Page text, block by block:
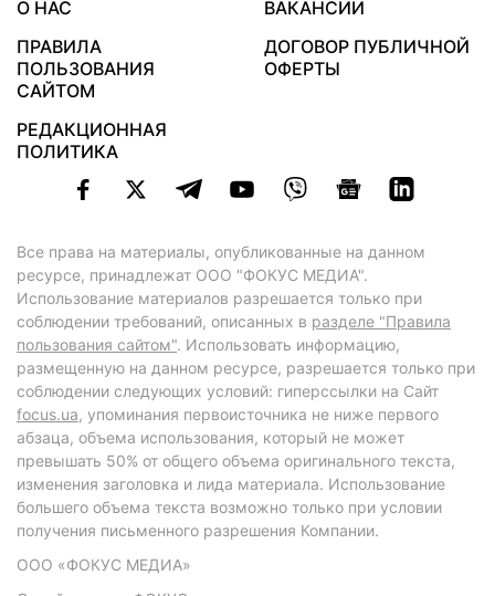
О НАС
ВАКАНСИИ
ПРАВИЛА
ПОЛЬЗОВАНИЯ
САЙТОМ
ДОГОВОР ПУБЛИЧНОЙ
ОФЕРТЫ
РЕДАКЦИОННАЯ
ПОЛИТИКА
Все права на материалы, опубликованные на данном
ресурсе, принадлежат ООО "ФОКУС МЕДИА".
Использование материалов разрешается только при
соблюдении требований, описанных в разделе "Правила
пользования сайтом". Использовать информацию,
размещенную на данном ресурсе, разрешается только при
соблюдении следующих условий: гиперссылки на Сайт
focus.ua, упоминания первоисточника не ниже первого
абзаца, объема использования, который не может
превышать 50% от общего объема оригинального текста,
изменения заголовка и лида материала. Использование
большего объема текста возможно только при условии
получения письменного разрешения Компании.
ООО «ФОКУС МЕДИА»